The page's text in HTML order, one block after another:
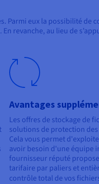
Parmi eux la possibilité de
revanche, au lieu de
Avantages
Les offres de stockage de
solutions de protection
Cela vous permet
avoir besoin d'une équipe
fournisseur réputé
tarifaire par paliers et
contrôle total de vos